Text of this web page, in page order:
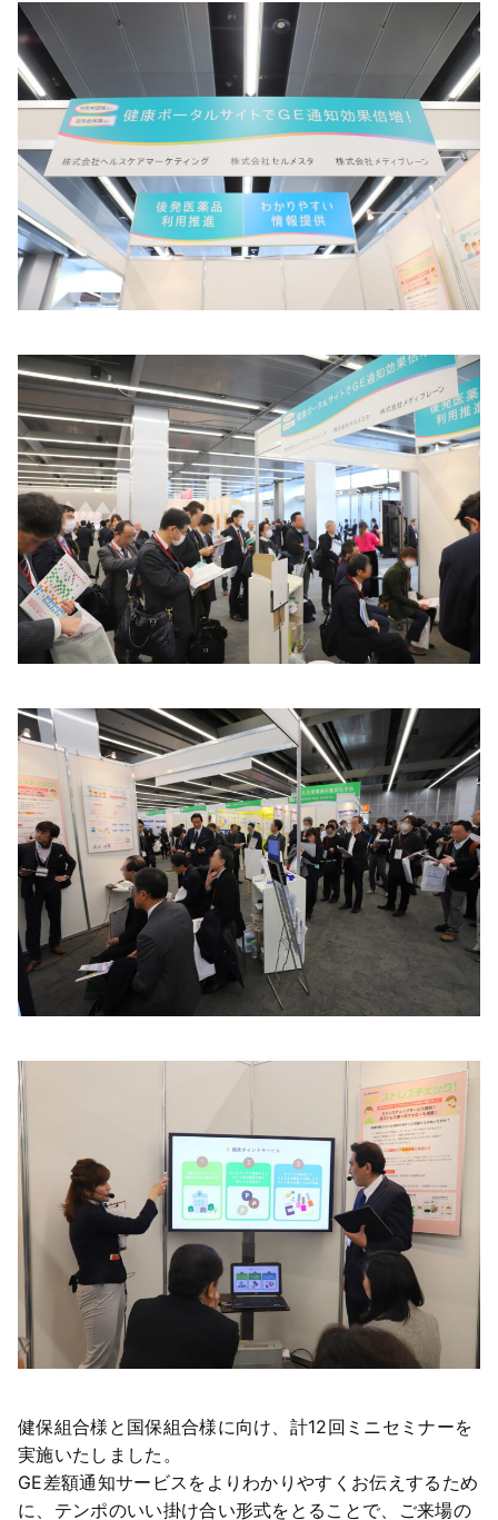
健保組合様と国保組合様に向け、計12回ミニセミナーを
実施いたしました。
GE差額通知サービスをよりわかりやすくお伝えするため
に、テンポのいい掛け合い形式をとることで、ご来場の